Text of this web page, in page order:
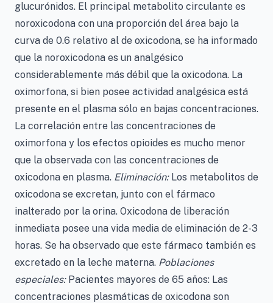
glucurónidos. El principal metabolito circulante es
noroxicodona con una proporción del área bajo la
curva de 0.6 relativo al de oxicodona, se ha informado
que la noroxicodona es un analgésico
considerablemente más débil que la oxicodona. La
oximorfona, si bien posee actividad analgésica está
presente en el plasma sólo en bajas concentraciones.
La correlación entre las concentraciones de
oximorfona y los efectos opioides es mucho menor
que la observada con las concentraciones de
oxicodona en plasma. Eliminación:Los metabolitos de
oxicodona se excretan, junto con el fármaco
inalterado por la orina. Oxicodona de liberación
inmediata posee una vida media de eliminación de 2-3
horas. Se ha observado que este fármaco también es
excretado en la leche materna. Poblaciones
especiales:Pacientes mayores de 65 años: Las
concentraciones plasmáticas de oxicodona son